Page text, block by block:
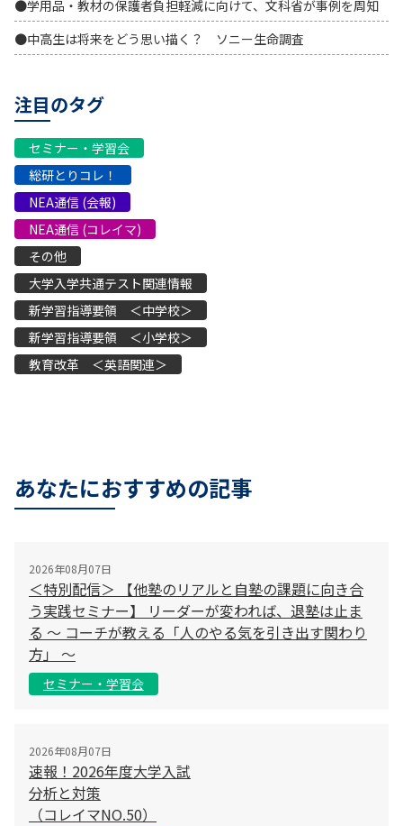
●学用品・教材の保護者負担軽減に向けて、文科省が事例を周知
●中高生は将来をどう思い描く？ ソニー生命調査
注目のタグ
セミナー・学習会
総研とりコレ！
NEA通信 (会報)
NEA通信 (コレイマ)
その他
大学入学共通テスト関連情報
新学習指導要領 ＜中学校＞
新学習指導要領 ＜小学校＞
教育改革 ＜英語関連＞
あなたにおすすめの記事
2026年08月07日
＜特別配信＞ 【他塾のリアルと自塾の課題に向き合
う実践セミナー】 リーダーが変われば、退塾は止ま
る 〜 コーチが教える「人のやる気を引き出す関わり
方」 〜
セミナー・学習会
2026年08月07日
速報！2026年度大学入試
分析と対策
（コレイマNO.50）